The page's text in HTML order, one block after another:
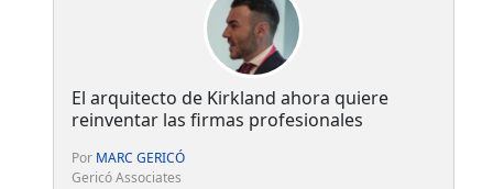
El arquitecto de Kirkland ahora quiere
reinventar las firmas profesionales
Por MARC GERICÓ
Gericó Associates